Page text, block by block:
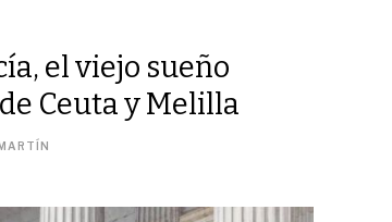
el viejo sueño
Ceuta y Melilla